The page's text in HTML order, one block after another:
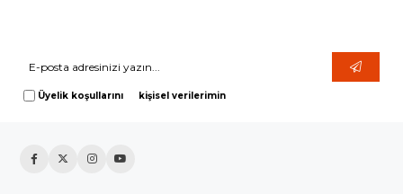
Üyelik koşullarını kişisel verilerimin